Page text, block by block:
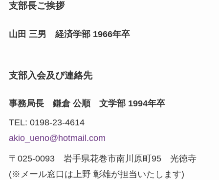
支部長ご挨拶
山田 三男 経済学部 1966年卒
支部入会及び連絡先
事務局長 鎌倉 公順 文学部 1994年卒
TEL: 0198-23-4614
akio_ueno@hotmail.com
〒025-0093 岩手県花巻市南川原町95 光徳寺
(※メール窓口は上野 彰雄が担当いたします)